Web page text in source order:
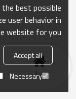
منزل
best possible
user behavior in
website for you.
Accept all
Necessary